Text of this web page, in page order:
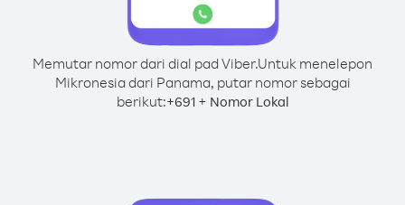
Memutar nomor dari dial pad Viber.Untuk menelepon
Mikronesia dari Panama, putar nomor sebagai
berikut:+691+ Nomor Lokal